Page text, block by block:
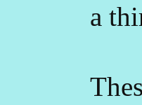
a